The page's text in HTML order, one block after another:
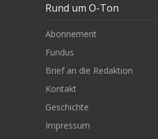
Rund um O-Ton
Abonnement
Fundus
Brief an die Redaktion
Kontakt
Geschichte
Impressum